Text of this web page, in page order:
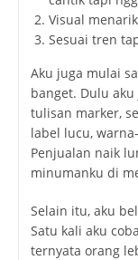
Visual
Sesuai tren
Aku juga mulai
banget. Dulu
tulisan marker,
label lucu,
Penjualan naik
minumanku di
Selain itu, aku
Satu kali aku
ternyata orang